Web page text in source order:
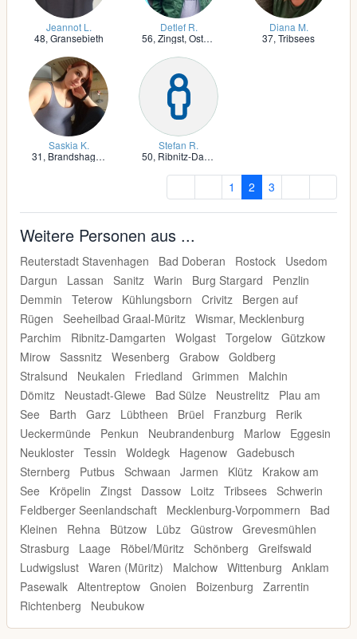
Jeannot L.
48, Gransebieth
Detlef R.
56, Zingst, Ostseebad
Diana M.
37, Tribsees
Saskia K.
31, Brandshagen
Stefan R.
50, Ribnitz-Damgarten
1 2 3
Weitere Personen aus ...
Reuterstadt Stavenhagen Bad Doberan Rostock
Usedom
Dargun
Lassan Sanitz Warin Burg Stargard
Penzlin
Demmin
Teterow Kühlungsborn Crivitz
Bergen auf
Rügen
Seeheilbad Graal-Müritz Wismar, Mecklenburg
Parchim
Ribnitz-Damgarten Wolgast Torgelow Gützkow
Mirow Sassnitz Wesenberg Grabow Goldberg
Stralsund
Neukalen Friedland Grimmen
Malchin
Dömitz
Neustadt-Glewe Bad Sülze Neustrelitz
Plau am
See
Barth Garz Lübtheen Brüel Franzburg
Rerik
Ueckermünde
Penkun Neubrandenburg Marlow
Eggesin
Neukloster Tessin Woldegk Hagenow Gadebusch
Sternberg
Putbus Schwaan Jarmen Klütz
Krakow am
See
Kröpelin Zingst Dassow Loitz Tribsees Schwerin
Feldberger Seenlandschaft
Mecklenburg-Vorpommern
Bad
Kleinen
Rehna Bützow Lübz Güstrow Grevesmühlen
Strasburg
Laage Röbel/Müritz Schönberg
Greifswald
Ludwigslust Waren (Müritz) Malchow Wittenburg
Anklam
Pasewalk Altentreptow Gnoien Boizenburg
Zarrentin
Richtenberg
Neubukow